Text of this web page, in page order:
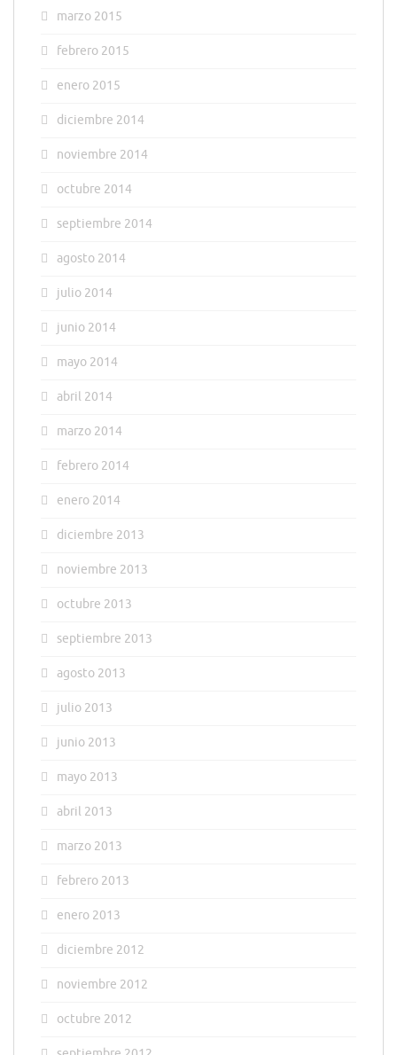
marzo 2015
febrero 2015
enero 2015
diciembre 2014
noviembre 2014
octubre 2014
septiembre 2014
agosto 2014
julio 2014
junio 2014
mayo 2014
abril 2014
marzo 2014
febrero 2014
enero 2014
diciembre 2013
noviembre 2013
octubre 2013
septiembre 2013
agosto 2013
julio 2013
junio 2013
mayo 2013
abril 2013
marzo 2013
febrero 2013
enero 2013
diciembre 2012
noviembre 2012
octubre 2012